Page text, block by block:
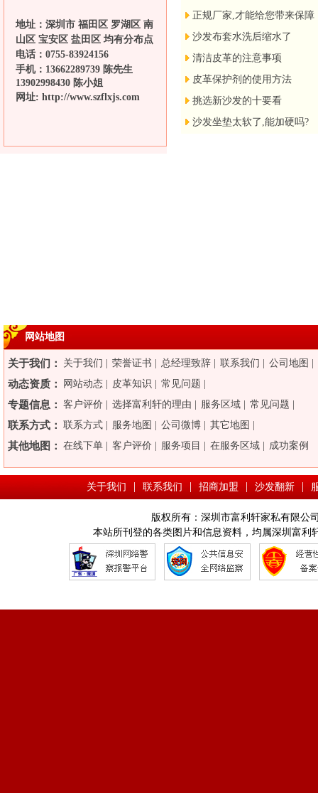
地址：深圳市 福田区 罗湖区 南
山区 宝安区 盐田区 均有分布点
电话： 0755-83924156
手机：13662289739 陈先生
13902998430 陈小姐
网址: http://www.szflxjs.com
正规厂家,才能给您带来保障
沙发布套水洗后缩水了
清洁皮革的注意事项
皮革保护剂的使用方法
挑选新沙发的十要看
沙发坐垫太软了,能加硬吗?
网站地图
关于我们： 关于我们 荣誉证书 总经理致辞 联系我们 公司地图
动态资质： 网站动态 皮革知识 常见问题
专题信息： 客户评价 选择富利轩的理由 服务区域 常见问题
联系方式： 联系方式 服务地图 公司微博 其它地图
其他地图： 在线下单 客户评价 服务项目 在服务区域 成功案例
关于我们 | 联系我们 | 招商加盟 | 沙发翻新 |
版权所有：深圳市富利轩家私有限公
本站所刊登的各类图片和信息资料，均属深圳富